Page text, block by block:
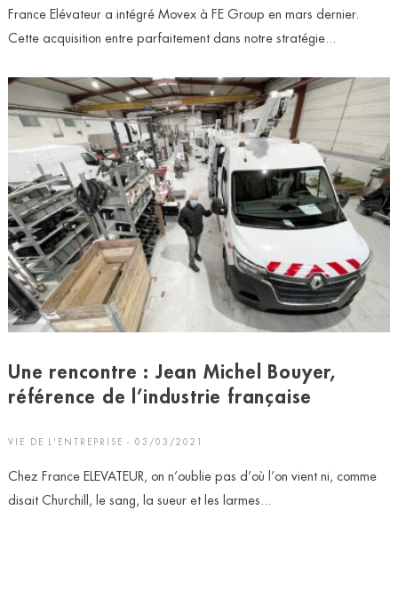
France Elévateur a intégré Movex à FE Group en mars dernier.
Cette acquisition entre parfaitement dans notre stratégie...
Une rencontre : Jean Michel Bouyer,
référence de l’industrie française
VIE DE L'ENTREPRISE - 03/03/2021
Chez France ELEVATEUR, on n’oublie pas d’où l’on vient ni, comme
disait Churchill, le sang, la sueur et les larmes...